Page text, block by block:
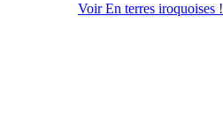
Voir En terres iroquoises !